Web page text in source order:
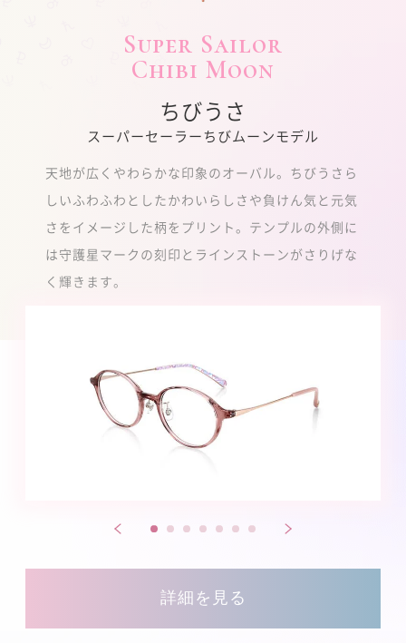
Super Sailor
Chibi Moon
ちびうさ
スーパーセーラーちびムーンモデル
天地が広くやわらかな印象のオーバル。ちびうさら
しいふわふわとしたかわいらしさや負けん気と元気
さをイメージした柄をプリント。テンプルの外側に
は守護星マークの刻印とラインストーンがさりげな
く輝きます。
詳細を見る